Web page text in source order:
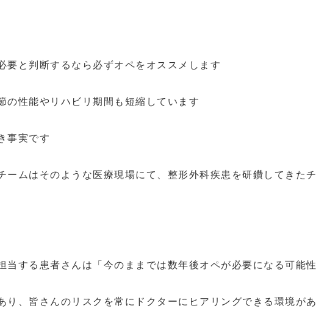
要と判断するなら必ずオペをオススメします
の性能やリハビリ期間も短縮しています
事実です
ームはそのような医療現場にて、整形外科疾患を研鑽してきた
当する患者さんは「今のままでは数年後オペが必要になる可能性
り、皆さんのリスクを常にドクターにヒアリングできる環境が